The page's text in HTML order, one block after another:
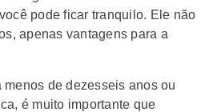
pode ficar tranquilo. Ele não
apenas vantagens para a
menos de dezesseis anos ou
é muito importante que